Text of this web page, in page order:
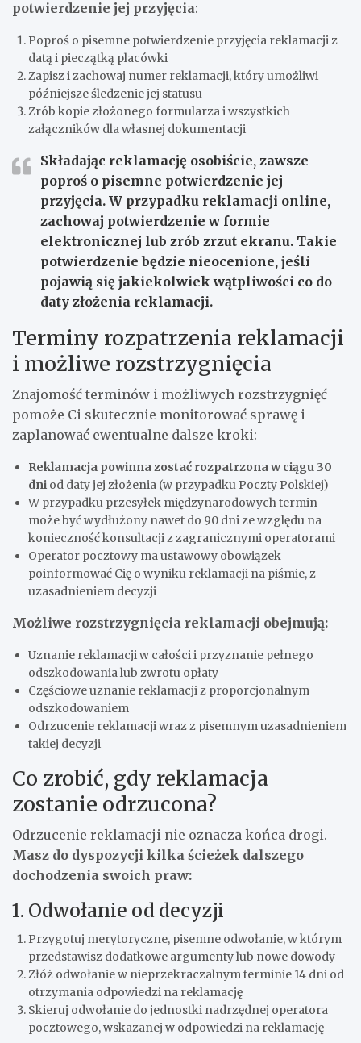
potwierdzenie jej przyjęcia:
Poproś o pisemne potwierdzenie przyjęcia reklamacji z
datą i pieczątką placówki
Zapisz i zachowaj numer reklamacji, który umożliwi
późniejsze śledzenie jej statusu
Zrób kopie złożonego formularza i wszystkich
załączników dla własnej dokumentacji
Składając reklamację osobiście, zawsze
poproś o pisemne potwierdzenie jej
przyjęcia. W przypadku reklamacji online,
zachowaj potwierdzenie w formie
elektronicznej lub zrób zrzut ekranu. Takie
potwierdzenie będzie nieocenione, jeśli
pojawią się jakiekolwiek wątpliwości co do
daty złożenia reklamacji.
Terminy rozpatrzenia reklamacji
i możliwe rozstrzygnięcia
Znajomość terminów i możliwych rozstrzygnięć
pomoże Ci skutecznie monitorować sprawę i
zaplanować ewentualne dalsze kroki:
Reklamacja powinna zostać rozpatrzona w ciągu 30
dni od daty jej złożenia (w przypadku Poczty Polskiej)
W przypadku przesyłek międzynarodowych termin
może być wydłużony nawet do 90 dni ze względu na
konieczność konsultacji z zagranicznymi operatorami
Operator pocztowy ma ustawowy obowiązek
poinformować Cię o wyniku reklamacji na piśmie, z
uzasadnieniem decyzji
Możliwe rozstrzygnięcia reklamacji obejmują:
Uznanie reklamacji w całości i przyznanie pełnego
odszkodowania lub zwrotu opłaty
Częściowe uznanie reklamacji z proporcjonalnym
odszkodowaniem
Odrzucenie reklamacji wraz z pisemnym uzasadnieniem
takiej decyzji
Co zrobić, gdy reklamacja
zostanie odrzucona?
Odrzucenie reklamacji nie oznacza końca drogi.
Masz do dyspozycji kilka ścieżek dalszego
dochodzenia swoich praw:
1. Odwołanie od decyzji
Przygotuj merytoryczne, pisemne odwołanie, w którym
przedstawisz dodatkowe argumenty lub nowe dowody
Złóż odwołanie w nieprzekraczalnym terminie 14 dni od
otrzymania odpowiedzi na reklamację
Skieruj odwołanie do jednostki nadrzędnej operatora
pocztowego, wskazanej w odpowiedzi na reklamację